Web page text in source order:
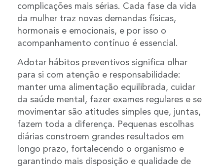
complicações mais sérias. Cada fase da vida
da mulher traz novas demandas físicas,
hormonais e emocionais, e por isso o
acompanhamento contínuo é essencial.
Adotar hábitos preventivos significa olhar
para si com atenção e responsabilidade:
manter uma alimentação equilibrada, cuidar
da saúde mental, fazer exames regulares e se
movimentar são atitudes simples que, juntas,
fazem toda a diferença. Pequenas escolhas
diárias constroem grandes resultados em
longo prazo, fortalecendo o organismo e
garantindo mais disposição e qualidade de